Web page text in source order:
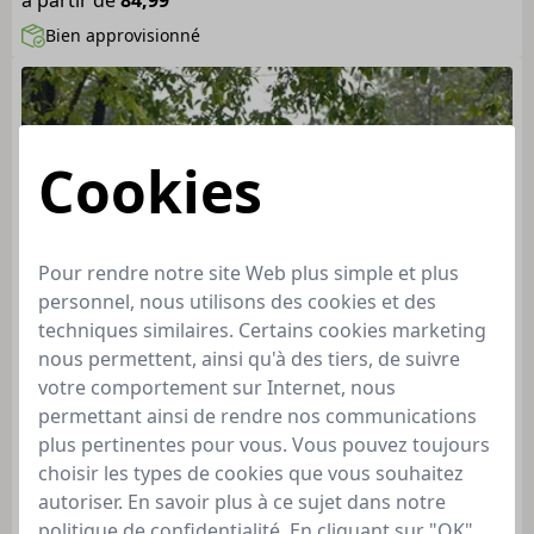
Cookies
Pour rendre notre site Web plus simple et plus
personnel, nous utilisons des cookies et des
techniques similaires. Certains cookies marketing
nous permettent, ainsi qu'à des tiers, de suivre
votre comportement sur Internet, nous
permettant ainsi de rendre nos communications
plus pertinentes pour vous. Vous pouvez toujours
choisir les types de cookies que vous souhaitez
autoriser. En savoir plus à ce sujet dans notre
Bien approvisionné